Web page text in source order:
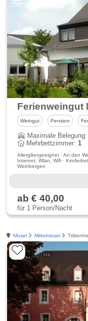
Ferienweingut
Weingut Pension
Maximale
Mehrbettzimmer:1
Allergikergeeignet · An den
Internet, Wlan, Wifi ·
Weinbergen
ab € 40,00
für 1 Person/Nacht
Mosel Mittelmosel